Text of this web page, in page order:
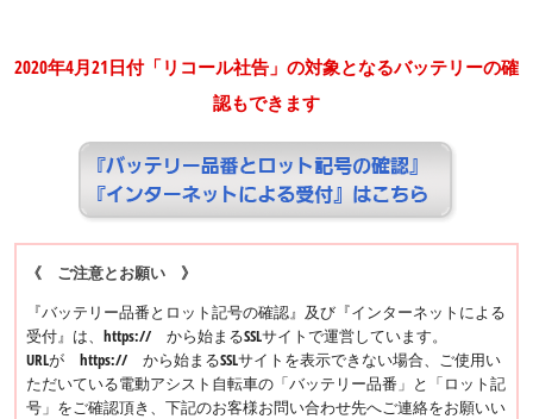
2020年4月21日付「リコール社告」の対象となるバッテリーの確
認もできます
《 ご注意とお願い 》
『バッテリー品番とロット記号の確認』及び『インターネットによる
受付』は、https:// から始まるSSLサイトで運営しています。
URLが https:// から始まるSSLサイトを表示できない場合、ご使用い
ただいている電動アシスト自転車の「バッテリー品番」と「ロット記
号」をご確認頂き、下記のお客様お問い合わせ先へご連絡をお願いい